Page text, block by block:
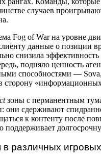
случаев
Fog of War на уровне
данные о позиции
снизила
подняло ценность
способностями —
сторону
зоны с перманентным
они сдерживают
к контенту после
поддерживает
в различных